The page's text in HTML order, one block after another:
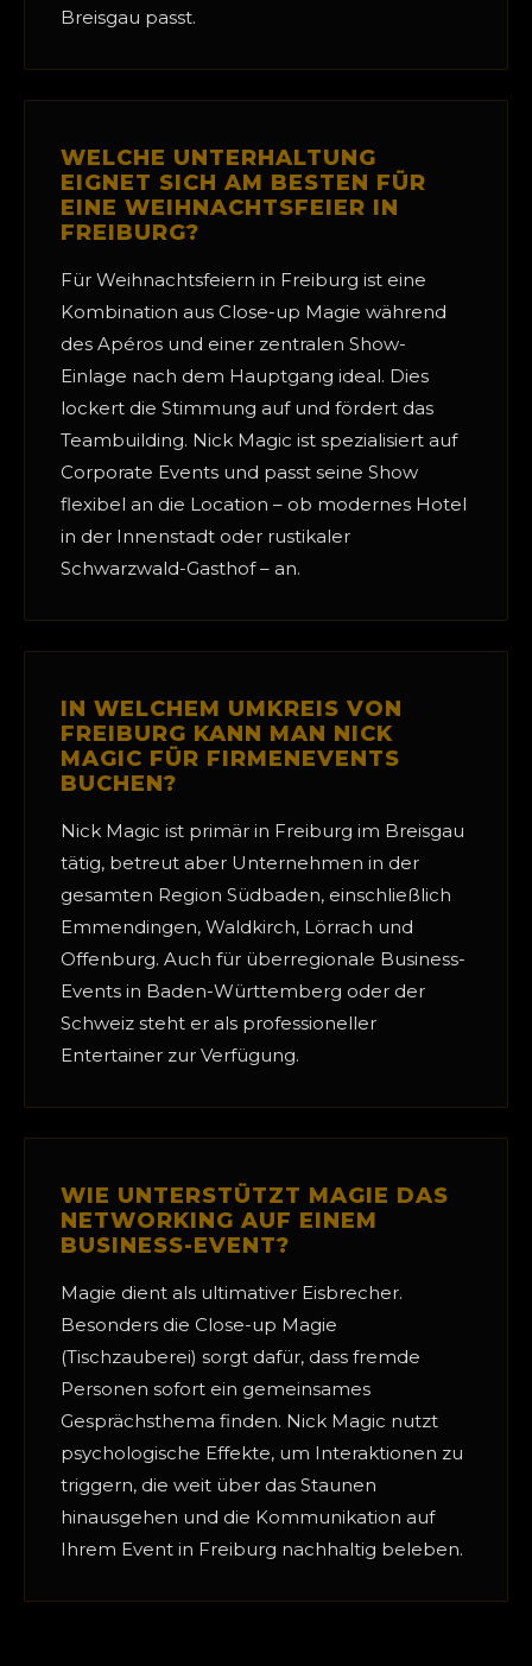
Breisgau passt.
WELCHE UNTERHALTUNG
EIGNET SICH AM BESTEN FÜR
EINE WEIHNACHTSFEIER IN
FREIBURG?
Für Weihnachtsfeiern in Freiburg ist eine
Kombination aus Close-up Magie während
des Apéros und einer zentralen Show-
Einlage nach dem Hauptgang ideal. Dies
lockert die Stimmung auf und fördert das
Teambuilding. Nick Magic ist spezialisiert auf
Corporate Events und passt seine Show
flexibel an die Location – ob modernes Hotel
in der Innenstadt oder rustikaler
Schwarzwald-Gasthof – an.
IN WELCHEM UMKREIS VON
FREIBURG KANN MAN NICK
MAGIC FÜR FIRMENEVENTS
BUCHEN?
Nick Magic ist primär in Freiburg im Breisgau
tätig, betreut aber Unternehmen in der
gesamten Region Südbaden, einschließlich
Emmendingen, Waldkirch, Lörrach und
Offenburg. Auch für überregionale Business-
Events in Baden-Württemberg oder der
Schweiz steht er als professioneller
Entertainer zur Verfügung.
WIE UNTERSTÜTZT MAGIE DAS
NETWORKING AUF EINEM
BUSINESS-EVENT?
Magie dient als ultimativer Eisbrecher.
Besonders die Close-up Magie
(Tischzauberei) sorgt dafür, dass fremde
Personen sofort ein gemeinsames
Gesprächsthema finden. Nick Magic nutzt
psychologische Effekte, um Interaktionen zu
triggern, die weit über das Staunen
hinausgehen und die Kommunikation auf
Ihrem Event in Freiburg nachhaltig beleben.